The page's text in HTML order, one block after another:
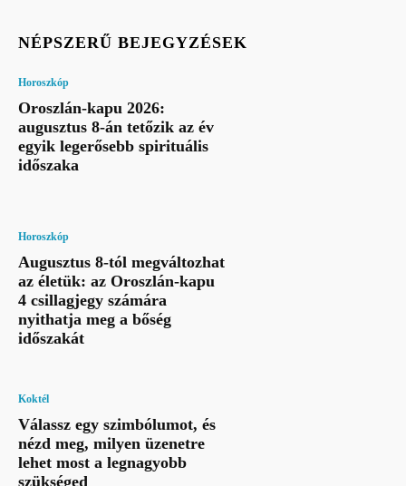
NÉPSZERŰ BEJEGYZÉSEK
Horoszkóp
Oroszlán-kapu 2026:
augusztus 8-án tetőzik az év
egyik legerősebb spirituális
időszaka
Horoszkóp
Augusztus 8-tól megváltozhat
az életük: az Oroszlán-kapu
4 csillagjegy számára
nyithatja meg a bőség
időszakát
Koktél
Válassz egy szimbólumot, és
nézd meg, milyen üzenetre
lehet most a legnagyobb
szükséged